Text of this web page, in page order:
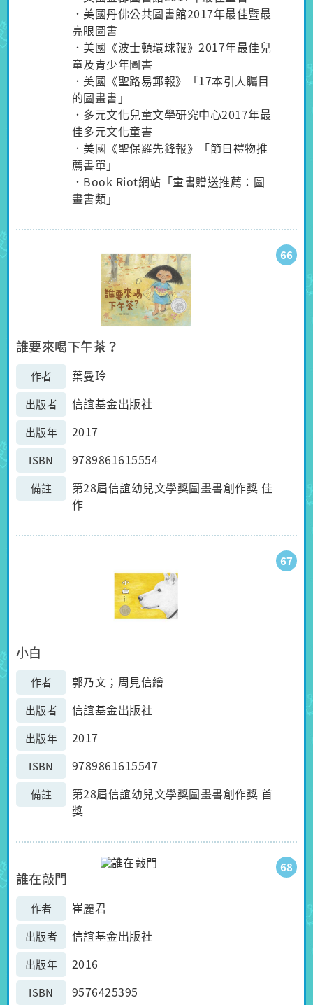
．美國丹佛公共圖書館2017年最佳暨最
亮眼圖書
．美國《波士頓環球報》2017年最佳兒
童及青少年圖書
．美國《聖路易郵報》「17本引人矚目
的圖畫書」
．多元文化兒童文學研究中心2017年最
佳多元文化童書
．美國《聖保羅先鋒報》「節日禮物推
薦書單」
．Book Riot網站「童書贈送推薦：圖
畫書類」
66
誰要來喝下午茶？
作者 葉曼玲
出版者 信誼基金出版社
出版年 2017
ISBN 9789861615554
備註
第28屆信誼幼兒文學獎圖畫書創作獎 佳
作
67
小白
作者 郭乃文；周見信繪
出版者 信誼基金出版社
出版年 2017
ISBN 9789861615547
備註
第28屆信誼幼兒文學獎圖畫書創作獎 首
獎
68
誰在敲門
作者 崔麗君
出版者 信誼基金出版社
出版年 2016
ISBN 9576425395